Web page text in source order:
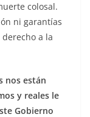
colosal.
ni garantías
a la
nos están
y reales le
Gobierno